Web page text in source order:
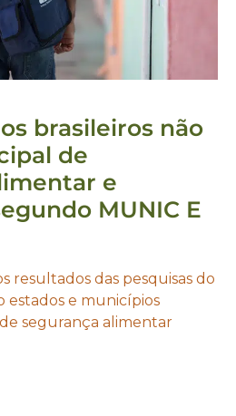
brasileiros não
de
e
MUNIC E
resultados das pesquisas do
estados e municípios
segurança alimentar